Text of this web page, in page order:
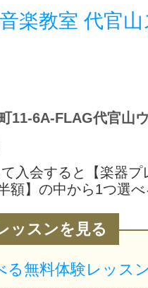
サイトマッ
楽教室 代官
入会すると【楽器プ
額】の中から1つ選
ッスンを見る